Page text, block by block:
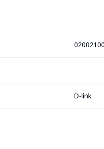
D-link